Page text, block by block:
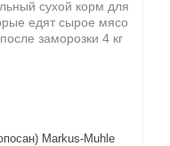
Markus-Muhle